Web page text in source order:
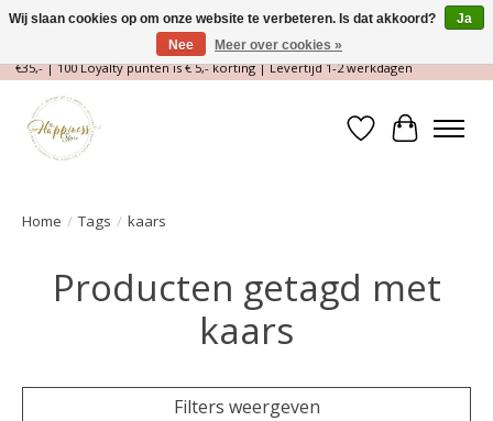
Magische Conceptstore, Edelstenen & Spirituele winkel | Gratis verzending >
€35,- | 100 Loyalty punten is € 5,- korting | Levertijd 1-2 werkdagen
Verlanglijst
Home / Tags / kaars
Producten getagd met
kaars
Filters weergeven
Wij slaan cookies op om onze website te verbeteren. Is dat akkoord?
Ja
Nee
Meer over cookies »